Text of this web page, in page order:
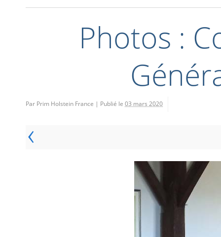
Photos :
Par Prim Holstein France | Publié le 03 mars 2020
‹